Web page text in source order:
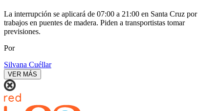
La interrupción se aplicará de 07:00 a 21:00 en Santa Cruz por
trabajos en puentes de madera. Piden a transportistas tomar
previsiones.
Por
Silvana Cuéllar
VER MÁS